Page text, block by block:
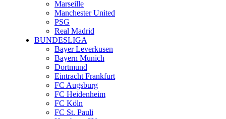
Marseille
Manchester United
PSG
Real Madrid
BUNDESLIGA
Bayer Leverkusen
Bayern Munich
Dortmund
Eintracht Frankfurt
FC Augsburg
FC Heidenheim
FC Köln
FC St. Pauli